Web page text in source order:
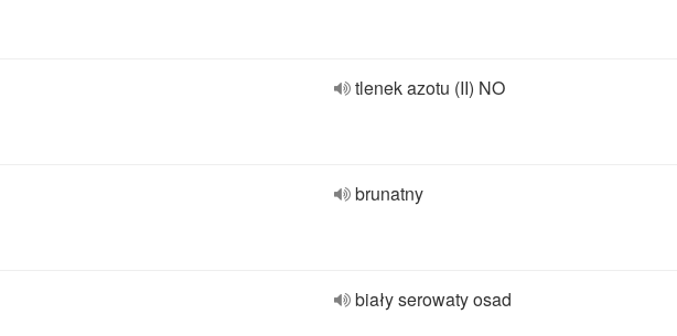
tlenek azotu (II) NO
brunatny
biały serowaty osad